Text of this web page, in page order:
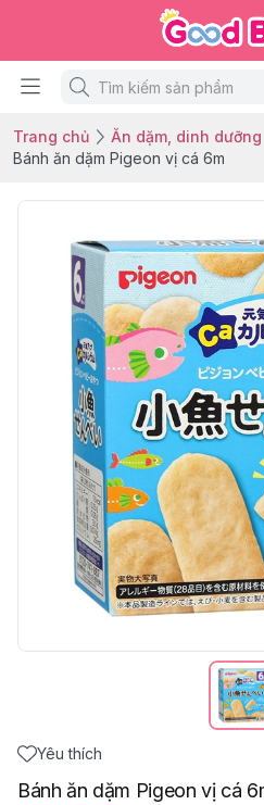
Trang chủ Ăn dặm, dinh dưỡng
Bánh ăn dặm Pigeon vị cá 6m
Yêu thích
Bánh ăn dặm Pigeon vị cá